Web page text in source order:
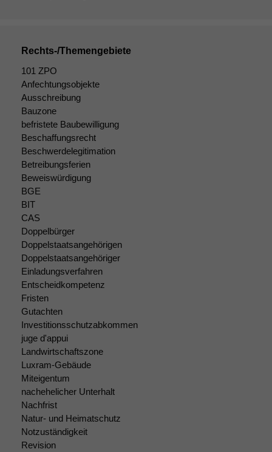
Rechts-/Themengebiete
101 ZPO
Anfechtungsobjekte
Ausschreibung
Bauzone
befristete Baubewilligung
Beschaffungsrecht
Beschwerdelegitimation
Betreibungsferien
Beweiswürdigung
BGE
BIT
CAS
Doppelbürger
Doppelstaatsangehörigen
Doppelstaatsangehöriger
Einladungsverfahren
Entscheidkompetenz
Fristen
Gutachten
Investitionsschutzabkommen
juge d'appui
Landwirtschaftszone
Luxram-Gebäude
Miteigentum
nachehelicher Unterhalt
Nachfrist
Natur- und Heimatschutz
Notzuständigkeit
Revision